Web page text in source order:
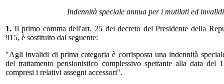
Indennità speciale annua per i mutilati ed
1. Il primo comma dell'art. 25 del decreto del Presidente della
915, è sostituito dal seguente:
"Agli invalidi di prima categoria è corrisposta una indennità
del trattamento pensionistico complessivo spettante alla data del
compresi i relativi assegni accessori".